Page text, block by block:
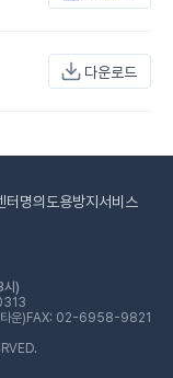
다운로드
터 명의도용방지서비스
시)
운) FAX: 02-6958-9821